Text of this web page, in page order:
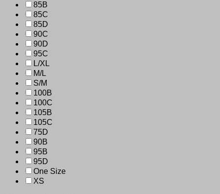
85B
85C
85D
90C
90D
95C
L/XL
M/L
S/M
100B
100C
105B
105C
75D
90B
95B
95D
One Size
XS